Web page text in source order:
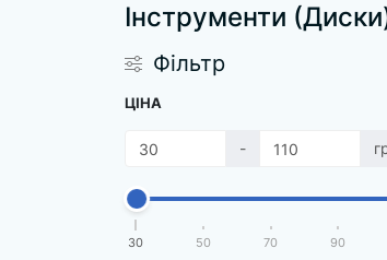
Інструменти
Фільтр
ЦІНА
-
30 50 70 90